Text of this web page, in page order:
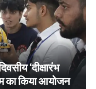
‘दीक्षारंभ
का किया आयोजन